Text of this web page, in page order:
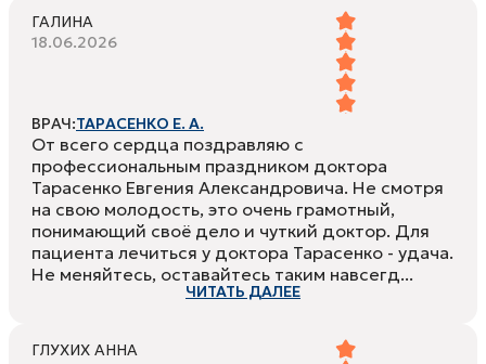
ГАЛИНА
18.06.2026
ВРАЧ:ТАРАСЕНКО Е. А.
От всего сердца поздравляю с
профессиональным праздником доктора
Тарасенко Евгения Александровича. Не смотря
на свою молодость, это очень грамотный,
понимающий своё дело и чуткий доктор. Для
пациента лечиться у доктора Тарасенко - удача.
Не меняйтесь, оставайтесь таким навсегд...
ЧИТАТЬ ДАЛЕЕ
ГЛУХИХ АННА